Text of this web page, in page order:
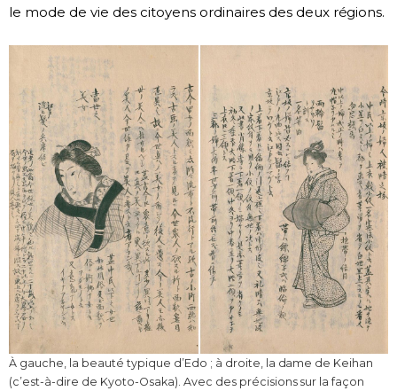
le mode de vie des citoyens ordinaires des deux régions.
À gauche, la beauté typique d’Edo ; à droite, la dame de Keihan
(c’est-à-dire de Kyoto-Osaka). Avec des précisions sur la façon